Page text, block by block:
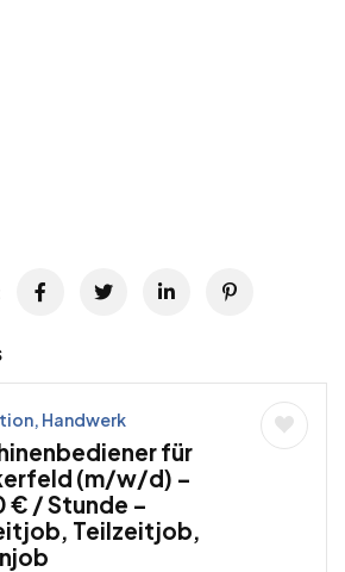
Handwerk
für
(m/w/d) –
€ / Stunde –
Teilzeitjob,